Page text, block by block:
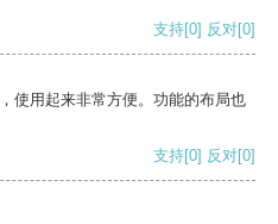
支持[0] 反对[0]
使用起来非常方便。功能的布局也
支持[0] 反对[0]